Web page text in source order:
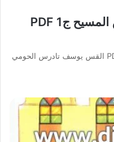
كتاب الشهيدة مهرائيل عروس المسيح ج1 PDF